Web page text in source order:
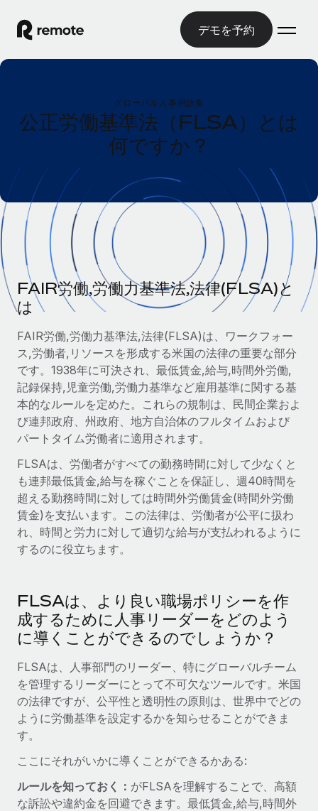
デモを予約
グローバル給与処理
コンプライアンス対応の給与処理を手軽に
Employer of Record（EOR）
グローバル展開をコストをかけずに実現
Contractor of Record
世界中の契約社員と法令を遵守して契約
契約社員管理
PEO
複雑な雇用関連業務を外部委託
インフラ
Remote統合
人事機能をワークフローにシームレスに統合する
プラットフォーム
チームのための人事の基本機能を内蔵
接続 新しい
当社のMCPを使用して、あらゆるAIツールをRemoteに接続
基本的なビジネスツールを活用して業務プロセスを効率化す
る
専門家に相談
グローバル人事・コンプライアンスの専門サポート
Compliance Watchtower
コンプライアンスリスクを先回りして対応
各国の制度に対応
国別ガイド
/国別のグローバル雇用支援を検索する
米国州エクスプローラー
米国の各州において採用プロセスを簡素化する
Remoteを他社と比較
他社と比較した、当社の強みを確認する
成長の段階
スタートアップ
成長中の企業向けのアジャイルなグローバルHR・給与処理ソ
リューション
ミッドマーケット
カスタマイズされた人事ソリューションでチームを拡大する
企業
大企業向けのグローバルHR
パートナーに登録
グローバルな人事機能を柔軟に自社プラットフォームへ統合
パートナーとして登録
当社とのパートナーシップの可能性を検討する
Remote Build 近日リリース予定
統合とAI自動化に関するコンサルティング
Reverse Tech、契約社員管理と給与処理でRemote
と戦略的提携
Reverse Techの概要 健康とウェルネスのスタートアップである
リソース
ツールと計算ツール
誤分類リスク判定ツール
国別に従業員の誤分類リスクを確認する
従業員コスト計算ツール
各国の総従業員コストを計算する
契約社員の報酬計算ツール
グローバルな契約社員向けに、通貨オプションと支払スピー
ドを確認する
REMOTEで学習
リサーチおよびガイド
活用事例
HR用語集
チェックリストおよびテンプレート
職務内容ライブラリ
イベント
ニュースルーム
給与・人材情報
情報センター
サポートを依頼する
すべてのリソースを表示する
ブログ
価格
日本語
English
Nederlands
Français
Deutsch
Español
Italiano
Português (Portugal)
日本語
中文（简体）
ログイン
グローバル人事用語集
公正労働基準法（FLSA）とは
何ですか？
FAIR労働,労働力基準法,法律(FLSA)と
は
FAIR労働,労働力基準法,法律(FLSA)は、ワークフォー
ス,労働者,リソースを形成する米国の法律の重要な部分
です。1938年に可決され、最低賃金,給与,時間外労働,
記録保持,児童労働,労働力基準など雇用基準に関する基
本的なルールを定めた。これらの規制は、民間企業およ
び連邦政府、州政府、地方自治体のフルタイムおよび
パートタイム労働者に適用されます。
FLSAは、労働者がすべての勤務時間に対して少なくと
も連邦最低賃金,給与を稼ぐことを保証し、週40時間を
超える勤務時間に対しては時間外労働賃金(時間外労働
賃金)を支払います。この法律は、労働者が公平に扱わ
れ、時間と労力に対して適切な給与が支払われるように
するのに役立ちます。
FLSAは、より良い職場ポリシーを作
成するために人事リーダーをどのよう
に導くことができるのでしょうか？
FLSAは、人事部門のリーダー、特にグローバルチーム
を管理するリーダーにとって不可欠なツールです。米国
の法律ですが、公平性と透明性の原則は、世界中でどの
ように労働基準を設定するかを知らせることができま
す。
ここにそれがいかに導くことができるかある:
ルールを知っておく： がFLSAを理解することで、高額
な訴訟や違約金を回避できます。最低賃金,給与,時間外